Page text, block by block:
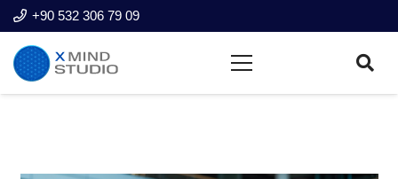
+90 532 306 79 09